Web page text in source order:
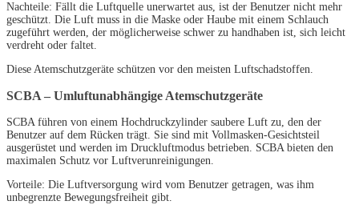
Nachteile: Fällt die Luftquelle unerwartet aus, ist der Benutzer nicht mehr
geschützt. Die Luft muss in die Maske oder Haube mit einem Schlauch
zugeführt werden, der möglicherweise schwer zu handhaben ist, sich leicht
verdreht oder faltet.
Diese Atemschutzgeräte schützen vor den meisten Luftschadstoffen.
SCBA – Umluftunabhängige Atemschutzgeräte
SCBA führen von einem Hochdruckzylinder saubere Luft zu, den der
Benutzer auf dem Rücken trägt. Sie sind mit Vollmasken-Gesichtsteil
ausgerüstet und werden im Druckluftmodus betrieben. SCBA bieten den
maximalen Schutz vor Luftverunreinigungen.
Vorteile: Die Luftversorgung wird vom Benutzer getragen, was ihm
unbegrenzte Bewegungsfreiheit gibt.